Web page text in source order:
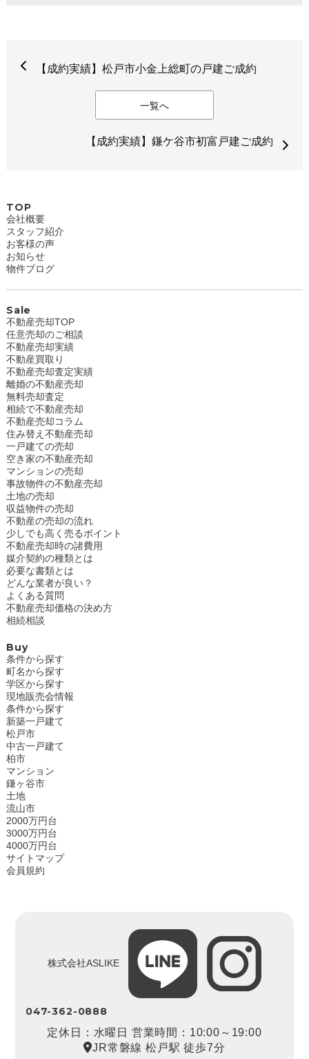
【成約実績】松戸市小金上総町の戸建ご成約
一覧へ
【成約実績】鎌ケ谷市初富戸建ご成約
TOP
会社概要
スタッフ紹介
お客様の声
お知らせ
物件ブログ
Sale
不動産売却TOP
任意売却のご相談
不動産売却実績
不動産買取り
不動産売却査定実績
離婚の不動産売却
無料売却査定
相続で不動産売却
不動産売却コラム
住み替え不動産売却
一戸建ての売却
空き家の不動産売却
マンションの売却
事故物件の不動産売却
土地の売却
収益物件の売却
不動産の売却の流れ
少しでも高く売るポイント
不動産売却時の諸費用
媒介契約の種類とは
必要な書類とは
どんな業者が良い？
よくある質問
不動産売却価格の決め方
相続相談
Buy
条件から探す
町名から探す
学区から探す
現地販売会情報
条件から探す
新築一戸建て
松戸市
中古一戸建て
柏市
マンション
鎌ヶ谷市
土地
流山市
2000万円台
3000万円台
4000万円台
サイトマップ
会員規約
株式会社ASLIKE
047-362-0888
定休日：水曜日 営業時間：10:00～19:00
JR常磐線 松戸駅 徒歩7分